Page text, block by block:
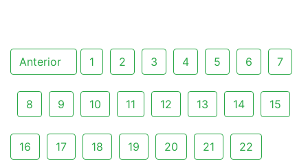
Anterior 1 2 3 4 5 6 7
8 9 10 11 12 13 14 15
16 17 18 19 20 21 22